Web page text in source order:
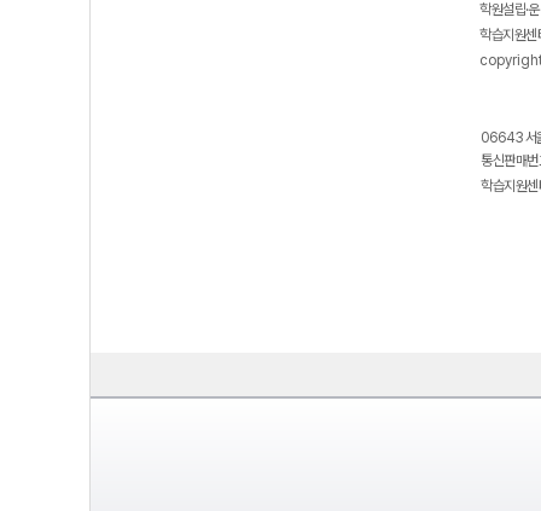
학원설립·
학습지원
06643 서
통신판매
학습지원